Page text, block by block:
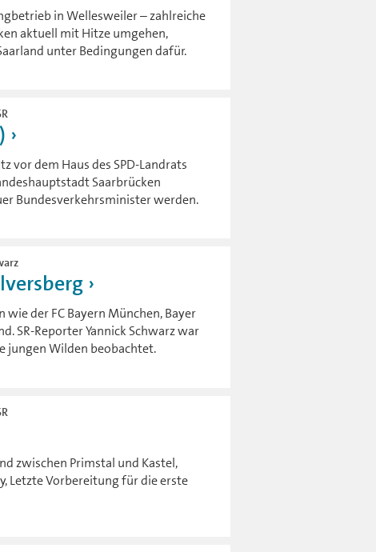
in Wellesweiler – zahlreiche
aktuell mit Hitze umgehen,
unter Bedingungen dafür.
vor dem Haus des SPD-Landrats
Saarbrücken
Bundesverkehrsminister werden.
der FC Bayern München, Bayer
SR-Reporter Yannick Schwarz war
jungen Wilden beobachtet.
zwischen Primstal und Kastel,
Letzte Vorbereitung für die erste